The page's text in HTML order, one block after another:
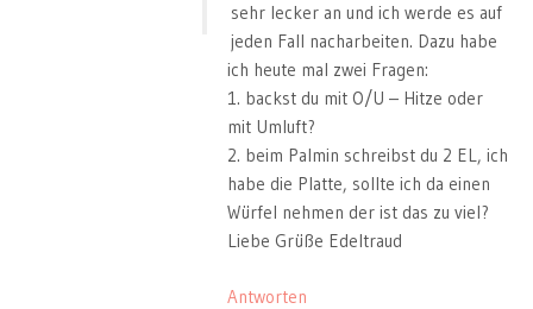
sehr lecker an und ich werde es auf
jeden Fall nacharbeiten. Dazu habe
ich heute mal zwei Fragen:
1. backst du mit O/U – Hitze oder
mit Umluft?
2. beim Palmin schreibst du 2 EL, ich
habe die Platte, sollte ich da einen
Würfel nehmen der ist das zu viel?
Liebe Grüße Edeltraud
Antworten